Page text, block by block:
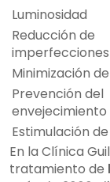
Luminosidad
Reducción de
imperfecciones
Minimización
Prevención del
envejecimiento
Estimulación
En la Clínica
tratamiento de